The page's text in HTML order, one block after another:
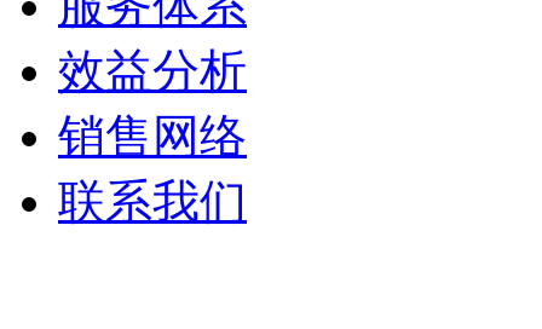
效益分析
销售网络
联系我们